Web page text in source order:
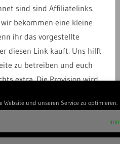
Website und unseren Service zu optimieren.
sind sind Affiliatelinks.
wir bekommen eine kleine
ihr das vorgestellte
diesen Link kauft. Uns hilft
zu betreiben und euch
extra. Die Provision wird